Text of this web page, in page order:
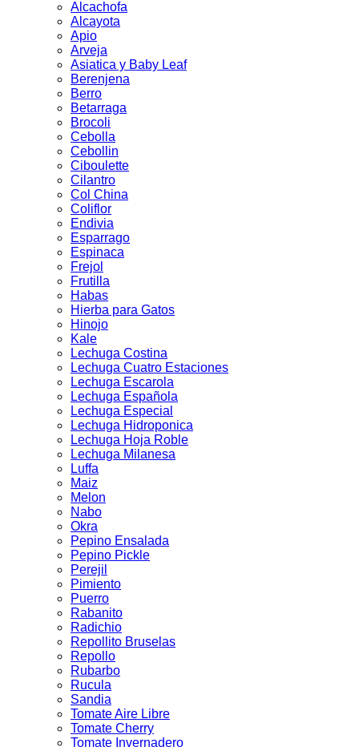
Alcachofa
Alcayota
Apio
Arveja
Asiatica y Baby Leaf
Berenjena
Berro
Betarraga
Brocoli
Cebolla
Cebollin
Ciboulette
Cilantro
Col China
Coliflor
Endivia
Esparrago
Espinaca
Frejol
Frutilla
Habas
Hierba para Gatos
Hinojo
Kale
Lechuga Costina
Lechuga Cuatro Estaciones
Lechuga Escarola
Lechuga Española
Lechuga Especial
Lechuga Hidroponica
Lechuga Hoja Roble
Lechuga Milanesa
Luffa
Maiz
Melon
Nabo
Okra
Pepino Ensalada
Pepino Pickle
Perejil
Pimiento
Puerro
Rabanito
Radichio
Repollito Bruselas
Repollo
Rubarbo
Rucula
Sandia
Tomate Aire Libre
Tomate Cherry
Tomate Invernadero